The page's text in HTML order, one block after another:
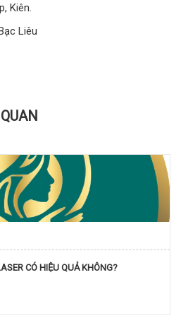
Kiên.
Liêu
CÓ HIỆU QUẢ KHÔNG?